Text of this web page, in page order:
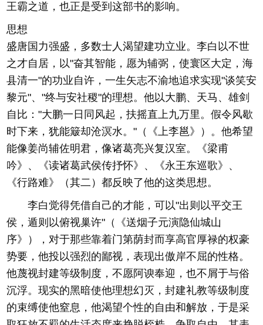
王霸之道，也正是受到这部书的影响。
思想
盛唐国力强盛，多数士人渴望建功立业。李白以不世
之才自居，以"奋其智能，愿为辅弼，使寰区大定，海
县清一"的功业自许，一生矢志不渝地追求实现"谈笑安
黎元"、"终与安社稷"的理想。他以大鹏、天马、雄剑
自比："大鹏一日同风起，扶摇直上九万里。假令风歇
时下来，犹能簸却沧溟水。"（《上李邕》）。他希望
能像姜尚辅佐明君，像诸葛亮兴复汉室。《梁甫
吟》、《读诸葛武侯传抒怀》、《永王东巡歌》、
《行路难》（其二）都反映了他的这类思想。
李白觉得凭借自己的才能，可以"出则以平交王
侯，遁则以俯视巢许"（《送烟子元演隐仙城山
序》），对于那些靠着门第荫封而享高官厚禄的权豪
势要，他投以强烈的鄙视，表现出傲岸不屈的性格。
他蔑视封建等级制度，不愿阿谀奉迎，也不屑于与俗
沉浮。现实的黑暗使他理想幻灭，封建礼教等级制度
的束缚使他窒息，他渴望个性的自由和解放，于是采